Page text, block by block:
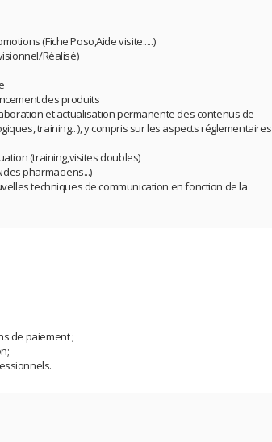
(Fiche Poso,Aide visite.....)
Réalisé)
des produits
et actualisation permanente des contenus de
training...), y compris sur les aspects réglementaires
(training,visites doubles)
pharmaciens...)
techniques de communication en fonction de la
de paiement ;